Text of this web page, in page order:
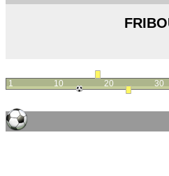
1 10 20 30